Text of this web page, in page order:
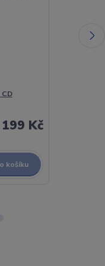
199 Kč
košíku